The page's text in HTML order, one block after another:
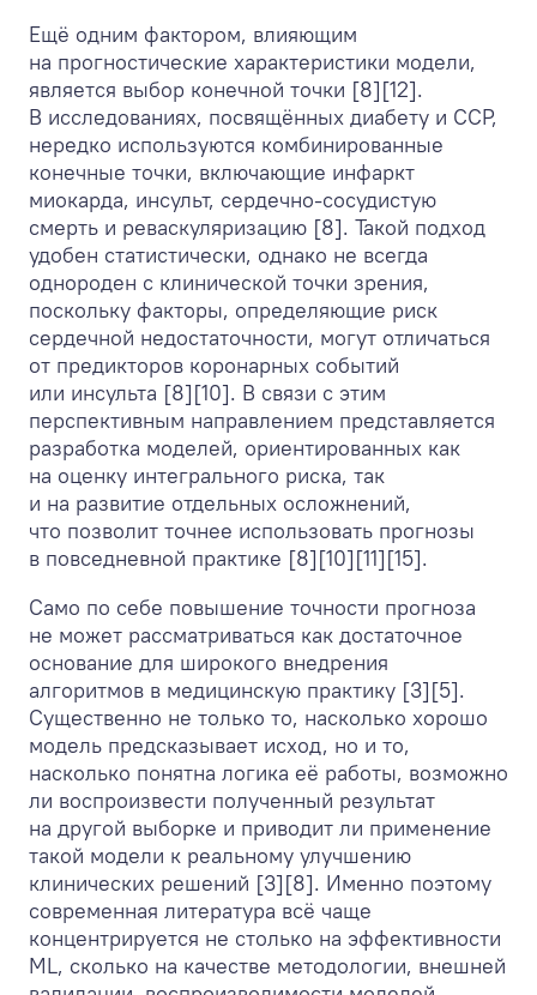
Ещё одним фактором, влияющим
на прогностические характеристики модели,
является выбор конечной точки [8][12].
В исследованиях, посвящённых диабету и ССР,
нередко используются комбинированные
конечные точки, включающие инфаркт
миокарда, инсульт, сердечно-сосудистую
смерть и реваскуляризацию [8]. Такой подход
удобен статистически, однако не всегда
однороден с клинической точки зрения,
поскольку факторы, определяющие риск
сердечной недостаточности, могут отличаться
от предикторов коронарных событий
или инсульта [8][10]. В связи с этим
перспективным направлением представляется
разработка моделей, ориентированных как
на оценку интегрального риска, так
и на развитие отдельных осложнений,
что позволит точнее использовать прогнозы
в повседневной практике [8][10][11][15].
Само по себе повышение точности прогноза
не может рассматриваться как достаточное
основание для широкого внедрения
алгоритмов в медицинскую практику [3][5].
Существенно не только то, насколько хорошо
модель предсказывает исход, но и то,
насколько понятна логика её работы, возможно
ли воспроизвести полученный результат
на другой выборке и приводит ли применение
такой модели к реальному улучшению
клинических решений [3][8]. Именно поэтому
современная литература всё чаще
концентрируется не столько на эффективности
ML, сколько на качестве методологии, внешней